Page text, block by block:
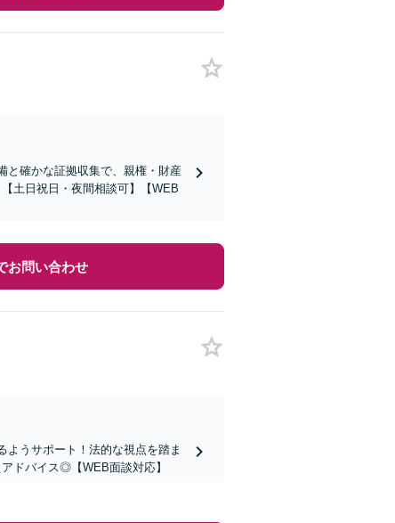
と確かな証拠収集で、親権・財産
土日祝日・夜間相談可】【WEB
お問い合わせ
ようサポート！法的な視点を踏ま
ドバイス◎【WEB面談対応】